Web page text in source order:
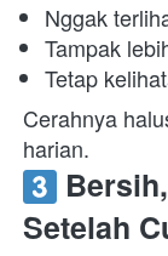
Nggak
Tampak
Tetap
Cerahnya
harian.
Setelah